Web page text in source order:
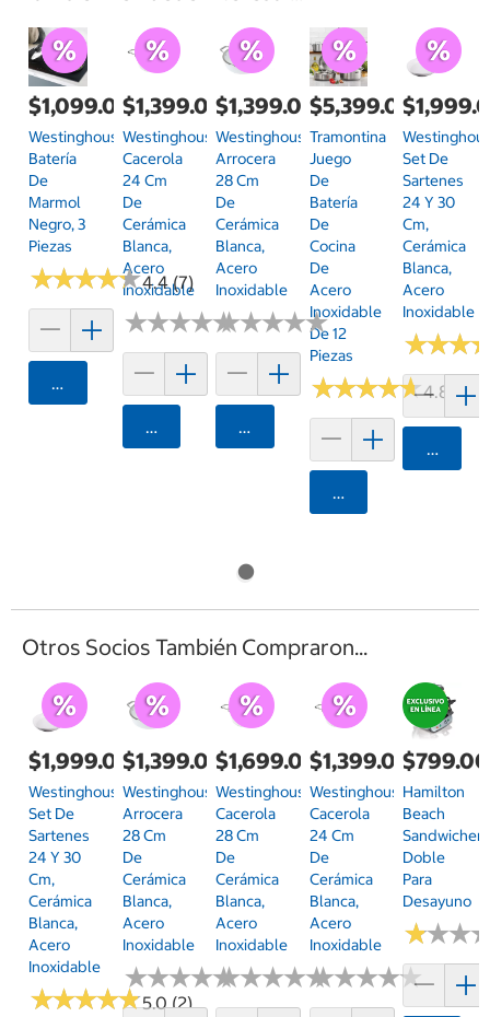
$1,099.00
Westinghouse,
Batería
De
Marmol
Negro, 3
Piezas
★★★★★
★★★★★4.4 (7)
Agregar
$1,399.00
Westinghouse,
Cacerola
24 Cm
De
Cerámica
Blanca,
Acero
Inoxidable
★★★★★
★★★★★
Agregar
$1,399.00
Westinghouse,
Arrocera
28 Cm
De
Cerámica
Blanca,
Acero
Inoxidable
★★★★★
★★★★★
Agregar
$5,399.00
Tramontina
Juego
De
Batería
De
Cocina
De
Acero
Inoxidable
De 12
Piezas
★★★★★
★★★★★4.8 (6)
Agregar
Set De
Sartenes
24 Y 30
Cm,
Cerámica
Blanca,
Acero
Inoxidable
★★★
★★★
Otros Socios También Compraron...
$1,999.00
Westinghouse,
Set De
Sartenes
24 Y 30
Cm,
Cerámica
Blanca,
Acero
Inoxidable
★★★★★
★★★★★5.0 (2)
$1,399.00
Westinghouse,
Arrocera
28 Cm
De
Cerámica
Blanca,
Acero
Inoxidable
★★★★★
★★★★★
$1,699.00
Westinghouse,
Cacerola
28 Cm
De
Cerámica
Blanca,
Acero
Inoxidable
★★★★★
★★★★★
$1,399.00
Westinghouse,
Cacerola
24 Cm
De
Cerámica
Blanca,
Acero
Inoxidable
★★★★★
★★★★★
$799.00
Hamilton
Beach
Sandwichera
Doble
Para
Desayuno
★★★
★★★